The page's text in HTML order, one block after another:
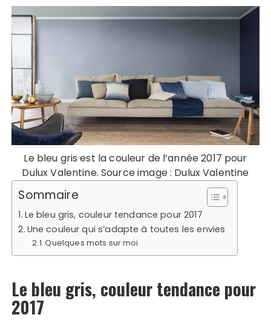
Le bleu gris est la couleur de l’année 2017 pour
Dulux Valentine. Source image : Dulux Valentine
Sommaire
Le bleu gris, couleur tendance pour 2017
Une couleur qui s’adapte à toutes les envies
Quelques mots sur moi
Le bleu gris, couleur tendance pour
2017